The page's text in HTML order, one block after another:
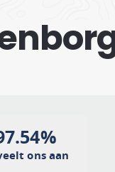
ons aan